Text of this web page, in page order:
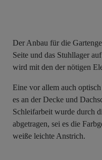
Der Anbau für die
Seite und das Stuhllager
wird mit den der nötigen
Eine vor allem auch
es an der Decke und
Schleifarbeit wurde durch
abgetragen, sei es die
weiße leichte Anstrich.